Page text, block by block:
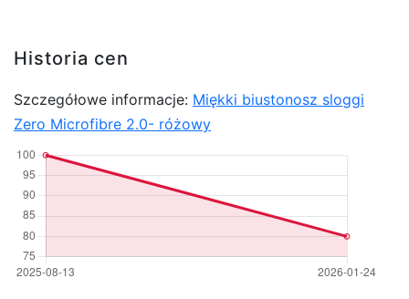
Historia cen
Szczegółowe informacje: Miękki biustonosz sloggi
Zero Microfibre 2.0- różowy